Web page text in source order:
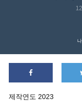
제작연도 2023